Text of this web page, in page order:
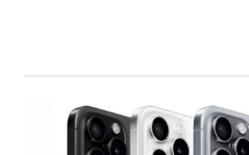
PRECIOS DE
ANDORRA